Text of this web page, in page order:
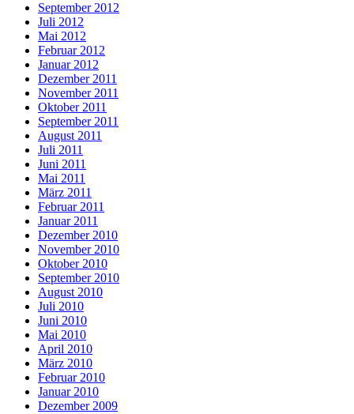
September 2012
Juli 2012
Mai 2012
Februar 2012
Januar 2012
Dezember 2011
November 2011
Oktober 2011
September 2011
August 2011
Juli 2011
Juni 2011
Mai 2011
März 2011
Februar 2011
Januar 2011
Dezember 2010
November 2010
Oktober 2010
September 2010
August 2010
Juli 2010
Juni 2010
Mai 2010
April 2010
März 2010
Februar 2010
Januar 2010
Dezember 2009